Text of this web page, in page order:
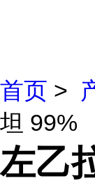
首页 >
坦 99%
左乙